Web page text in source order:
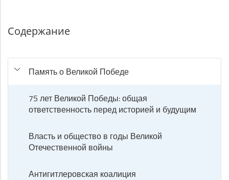
Содержание
Память о Великой Победе
75 лет Великой Победы: общая
ответственность перед историей и будущим
Власть и общество в годы Великой
Отечественной войны
Антигитлеровская коалиция